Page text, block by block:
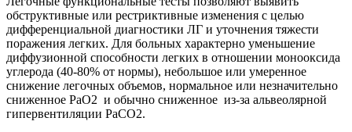
обструктивные или рестриктивные изменения с целью
дифференциальной диагностики ЛГ и уточнения тяжести
поражения легких. Для больных характерно уменьшение
диффузионной способности легких в отношении монооксида
углерода (40-80% от нормы), небольшое или умеренное
снижение легочных объемов, нормальное или незначительно
сниженное PaO2 и обычно сниженное из-за альвеолярной
гипервентиляции PaСO2.